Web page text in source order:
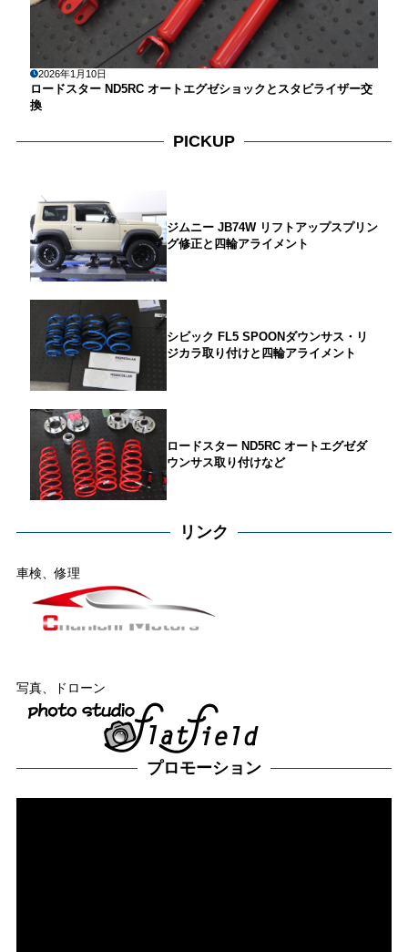
2026年1月10日
ロードスター ND5RC オートエグゼショックとスタビライザー交
換
PICKUP
ジムニー JB74W リフトアップスプリン
グ修正と四輪アライメント
シビック FL5 SPOONダウンサス・リ
ジカラ取り付けと四輪アライメント
ロードスター ND5RC オートエグゼダ
ウンサス取り付けなど
リンク
車検、修理
写真、ドローン
プロモーション